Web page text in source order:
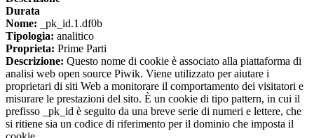
Durata
Nome: _pk_id.1.df0b
Tipologia: analitico
Proprieta: Prime Parti
Descrizione: Questo nome di cookie è associato alla piattaforma di
analisi web open source Piwik. Viene utilizzato per aiutare i
proprietari di siti Web a monitorare il comportamento dei visitatori e
misurare le prestazioni del sito. È un cookie di tipo pattern, in cui il
prefisso _pk_id è seguito da una breve serie di numeri e lettere, che
si ritiene sia un codice di riferimento per il dominio che imposta il